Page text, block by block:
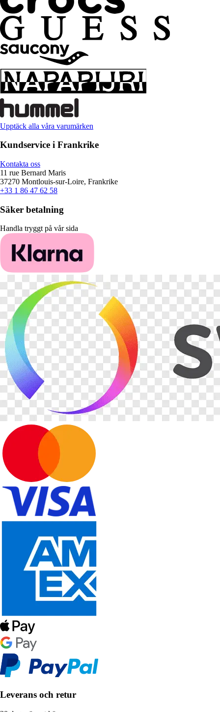
Upptäck alla våra varumärken
Kundservice i Frankrike
Kontakta oss
11 rue Bernard Maris
37270 Montlouis-sur-Loire, Frankrike
+33 1 86 47 62 58
Säker betalning
Handla tryggt på vår sida
Leverans och retur